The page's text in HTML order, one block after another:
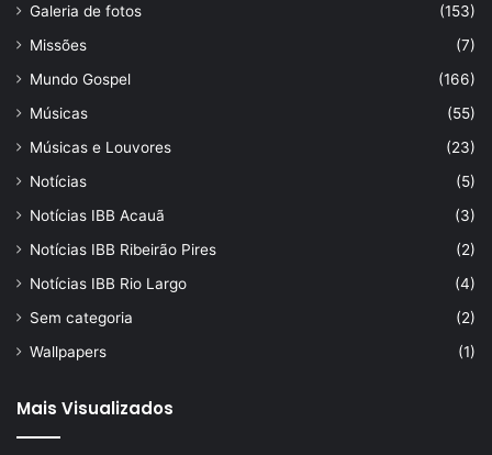
Galeria de fotos
(153)
Missões
(7)
Mundo Gospel
(166)
Músicas
(55)
Músicas e Louvores
(23)
Notícias
(5)
Notícias IBB Acauã
(3)
Notícias IBB Ribeirão Pires
(2)
Notícias IBB Rio Largo
(4)
Sem categoria
(2)
Wallpapers
(1)
Mais Visualizados